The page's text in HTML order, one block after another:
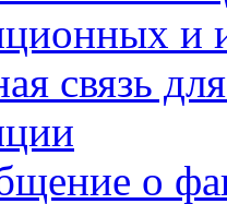
и
связь
о